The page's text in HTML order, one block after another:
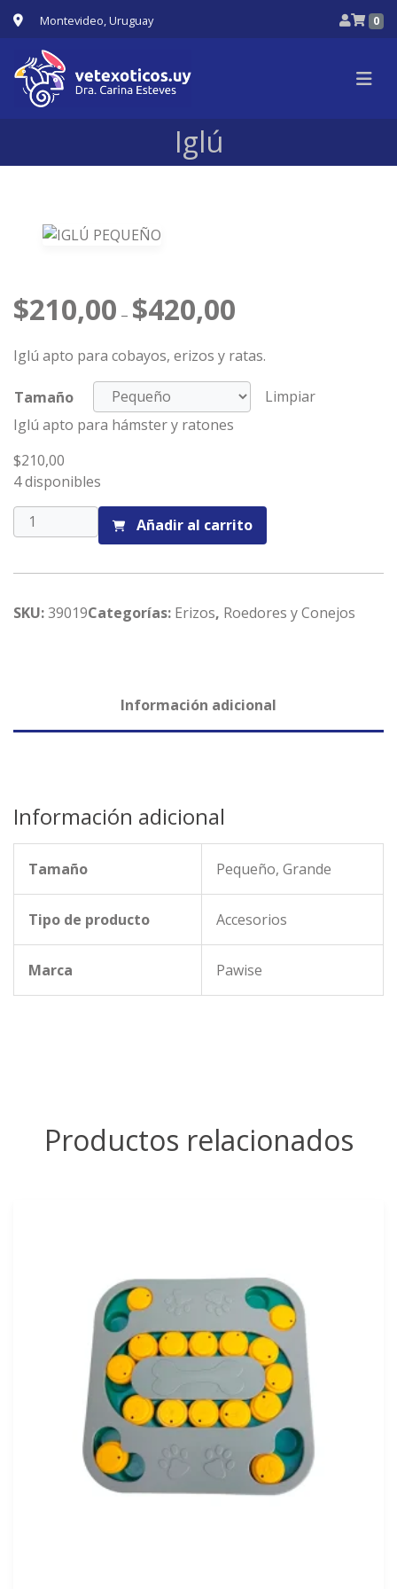
Montevideo, Uruguay 0
Iglú
$210,00 – $420,00
Iglú apto para cobayos, erizos y ratas.
Tamaño
Limpiar
Iglú apto para hámster y ratones
$210,00
4 disponibles
Iglú
cantidad
Añadir al carrito
SKU:39019Categorías: Erizos, Roedores y Conejos
Información adicional
Información adicional
Tamaño Pequeño, Grande
Tipo de producto Accesorios
Marca Pawise
Productos relacionados